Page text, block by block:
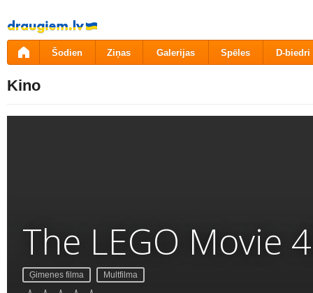
Pāriet
uz
saturu
Šodien Ziņas Galerijas Spēles D-biedri
Kino
The LEGO Movie
Ģimenes filma Multfilma